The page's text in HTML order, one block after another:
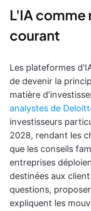
L'IA comme
courant
Les plateformes
de devenir la
matière
analystes de
investisseurs
2028, rendant les
que les conseils
entreprises
destinées aux
questions,
expliquent les